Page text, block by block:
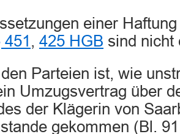
einer
451 , 425 HGB sind nicht
Parteien ist, wie
Umzugsvertrag über
der Klägerin von
gekommen (Bl.